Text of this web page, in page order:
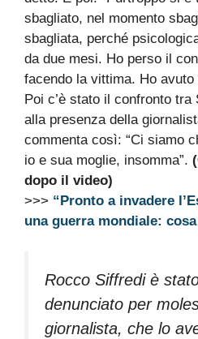
sbagliato, nel momento
sbagliata, perché
da due mesi. Ho perso il
facendo la vittima. Ho avuto
Poi c’è stato il confronto tra
alla presenza della
commenta così: “Ci siamo
io e sua moglie, insomma”.
dopo il video)
>>> “Pronto a invadere
una guerra mondiale:
Rocco Siffredi è
denunciato per
giornalista, che lo